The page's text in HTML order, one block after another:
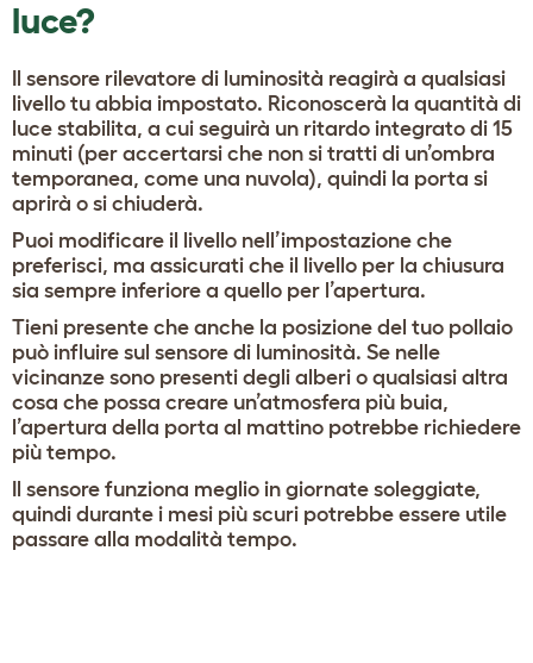
luce?
Il sensore rilevatore di luminosità reagirà a qualsiasi
livello tu abbia impostato. Riconoscerà la quantità di
luce stabilita, a cui seguirà un ritardo integrato di 15
minuti (per accertarsi che non si tratti di un’ombra
temporanea, come una nuvola), quindi la porta si
aprirà o si chiuderà.
Puoi modificare il livello nell’impostazione che
preferisci, ma assicurati che il livello per la chiusura
sia sempre inferiore a quello per l’apertura.
Tieni presente che anche la posizione del tuo pollaio
può influire sul sensore di luminosità. Se nelle
vicinanze sono presenti degli alberi o qualsiasi altra
cosa che possa creare un’atmosfera più buia,
l’apertura della porta al mattino potrebbe richiedere
più tempo.
Il sensore funziona meglio in giornate soleggiate,
quindi durante i mesi più scuri potrebbe essere utile
passare alla modalità tempo.